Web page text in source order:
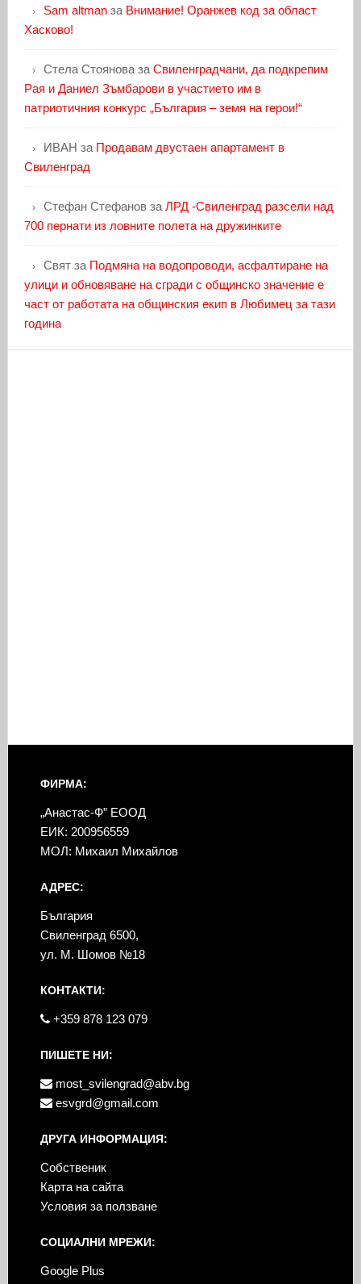
Sam altmanза Внимание! Оранжев код за област
Хасково!
Стела Стояноваза Свиленградчани, да подкрепим
Рая и Даниел Зъмбарови в участието им в
патриотичния конкурс „България – земя на герои!“
ИВАН за Продавам двустаен апартамент в
Свиленград
Стефан Стефановза ЛРД -Свиленград разсели над
700 пернати из ловните полета на дружинките
Святза Подмяна на водопроводи, асфалтиране на
улици и обновяване на сгради с общинско значение е
част от работата на общинския екип в Любимец за тази
година
ФИРМА:
„Анастас-Ф” ЕООД
ЕИК: 200956559
МОЛ: Михаил Михайлов
АДРЕС:
България
Свиленград 6500,
ул. М. Шомов №18
КОНТАКТИ:
+359 878 123 079
ПИШЕТЕ НИ:
most_svilengrad@abv.bg
esvgrd@gmail.com
ДРУГА ИНФОРМАЦИЯ:
Собственик
Карта на сайта
Условия за ползване
СОЦИАЛНИ МРЕЖИ:
Google Plus